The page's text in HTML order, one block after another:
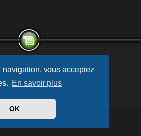
navigation, vous acceptez
En savoir plus
OK